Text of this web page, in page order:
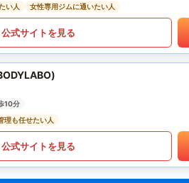
い人
女性専用ジムに通いたい人
公式サイトを見る
10分
理も任せたい人
公式サイトを見る